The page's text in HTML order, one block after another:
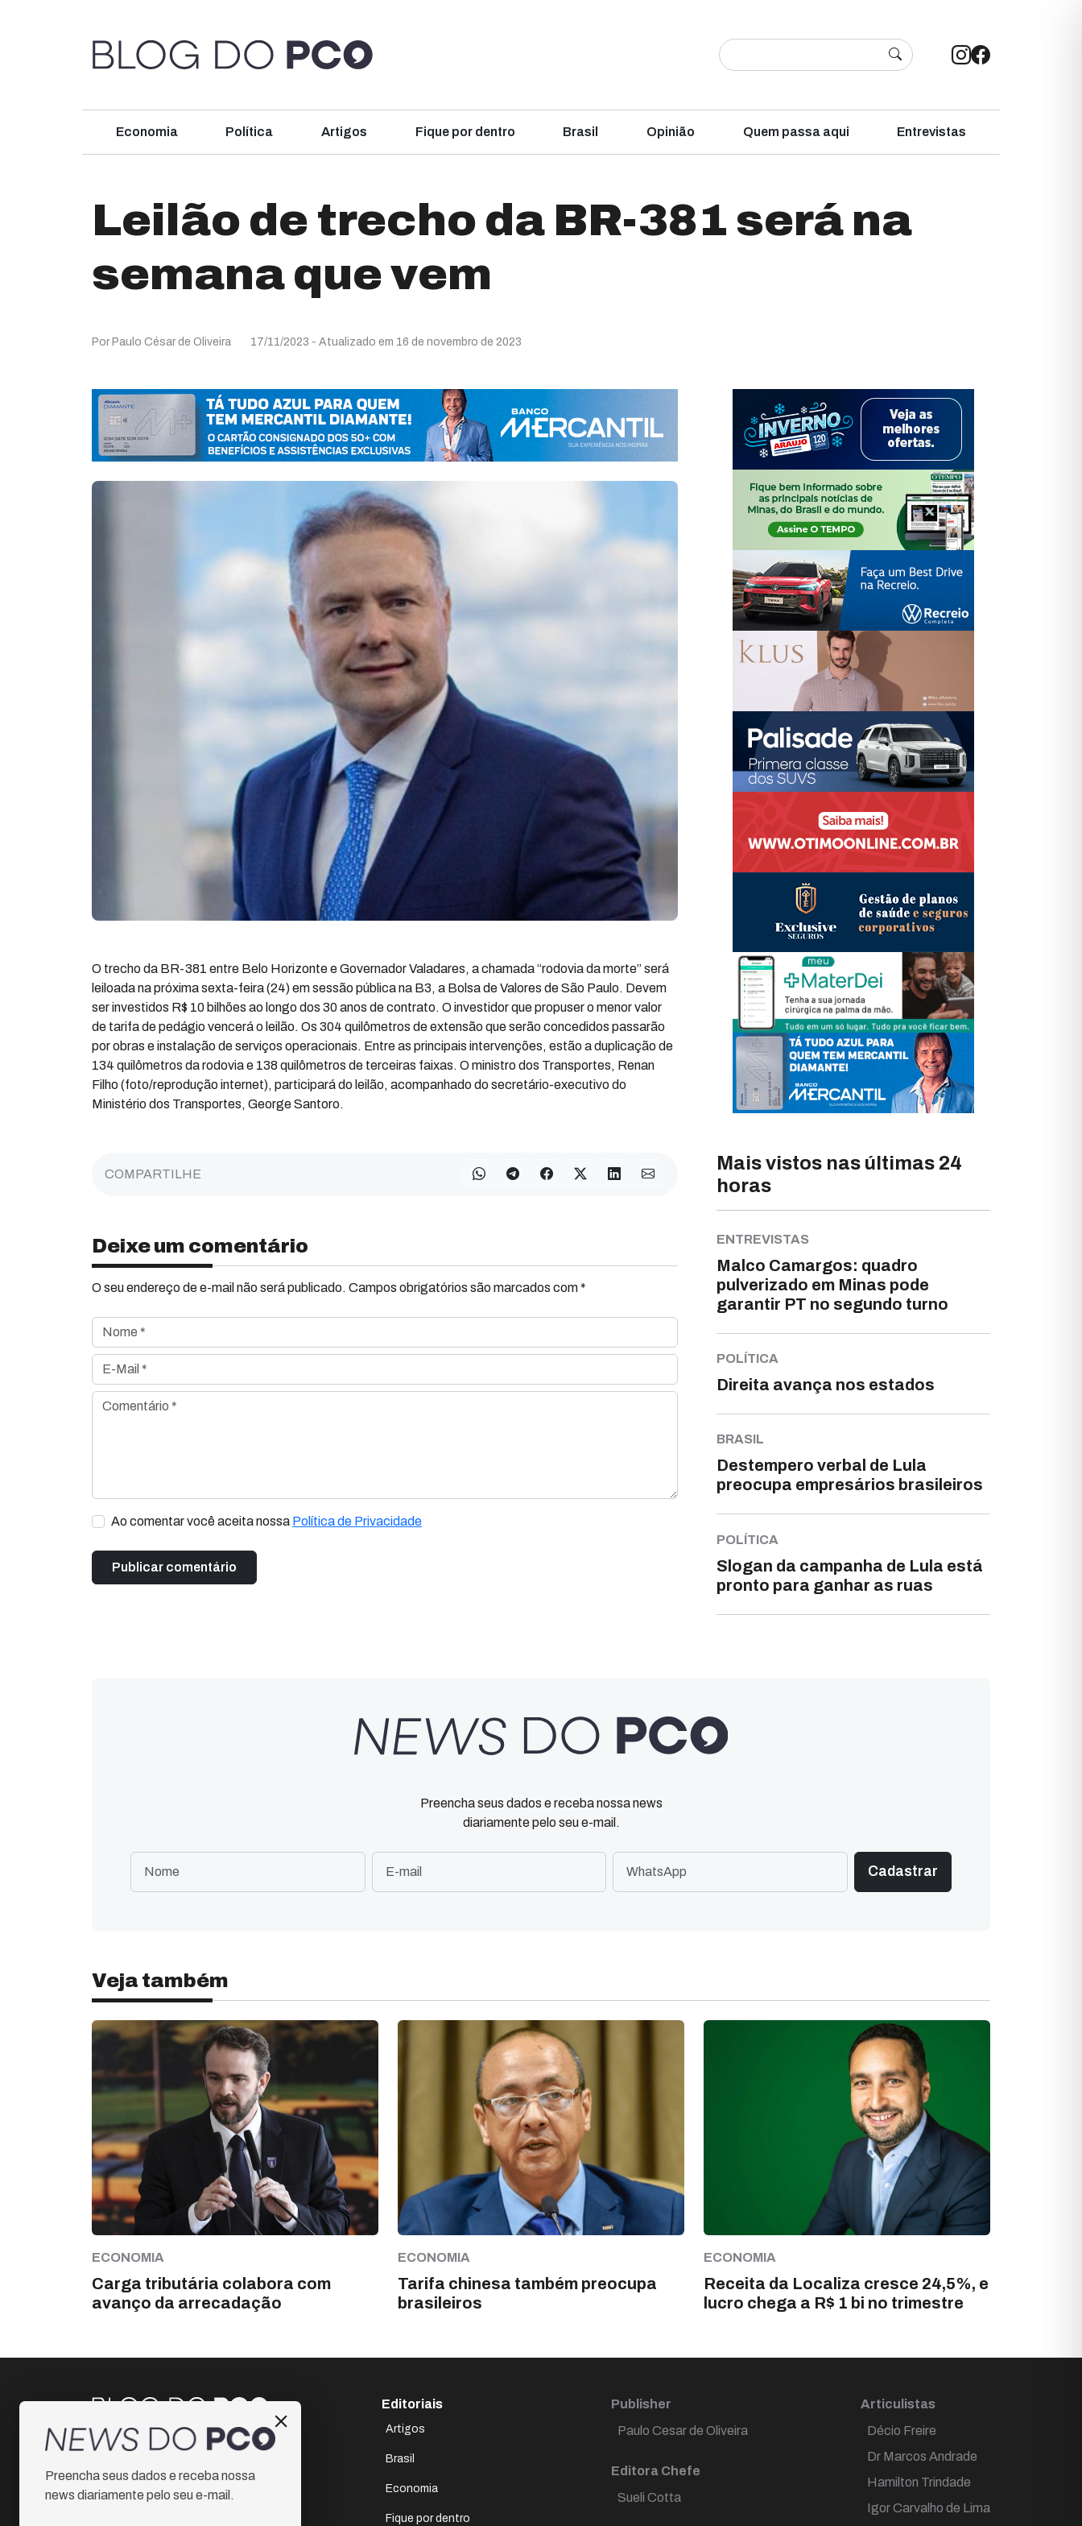
Economia Política Artigos Fique por dentro Brasil Opinião Quem passa aqui Entrevistas
Leilão de trecho da BR-381 será na
semana que vem
Por Paulo César de Oliveira 17/11/2023 - Atualizado em 16 de novembro de 2023
O trecho da BR-381 entre Belo Horizonte e Governador Valadares, a chamada “rodovia da morte” será
leiloada na próxima sexta-feira (24) em sessão pública na B3, a Bolsa de Valores de São Paulo. Devem
ser investidos R$ 10 bilhões ao longo dos 30 anos de contrato. O investidor que propuser o menor valor
de tarifa de pedágio vencerá o leilão. Os 304 quilômetros de extensão que serão concedidos passarão
por obras e instalação de serviços operacionais. Entre as principais intervenções, estão a duplicação de
134 quilômetros da rodovia e 138 quilômetros de terceiras faixas. O ministro dos Transportes, Renan
Filho (foto/reprodução internet), participará do leilão, acompanhado do secretário-executivo do
Ministério dos Transportes, George Santoro.
COMPARTILHE
Deixe um comentário
O seu endereço de e-mail não será publicado. Campos obrigatórios são marcados com *
Nome *
E-Mail *
Comentário *
Ao comentar você aceita nossa Política de Privacidade
Mais vistos nas últimas 24
horas
ENTREVISTAS
Malco Camargos: quadro
pulverizado em Minas pode
garantir PT no segundo turno
POLÍTICA
Direita avança nos estados
BRASIL
Destempero verbal de Lula
preocupa empresários brasileiros
POLÍTICA
Slogan da campanha de Lula está
pronto para ganhar as ruas
Preencha seus dados e receba nossa news
diariamente pelo seu e-mail.
Veja também
ECONOMIA
Carga tributária colabora com
avanço da arrecadação
ECONOMIA
Tarifa chinesa também preocupa
brasileiros
ECONOMIA
Receita da Localiza cresce 24,5%, e
lucro chega a R$ 1 bi no trimestre
Instagram
Facebook
Editoriais
Artigos
Brasil
Economia
Fique por dentro
Publisher
Paulo Cesar de Oliveira
Editora Chefe
Sueli Cotta
Articulistas
Décio Freire
Dr Marcos Andrade
Hamilton Trindade
Igor Carvalho de Lima
Preencha seus dados e receba nossa
news diariamente pelo seu e-mail.